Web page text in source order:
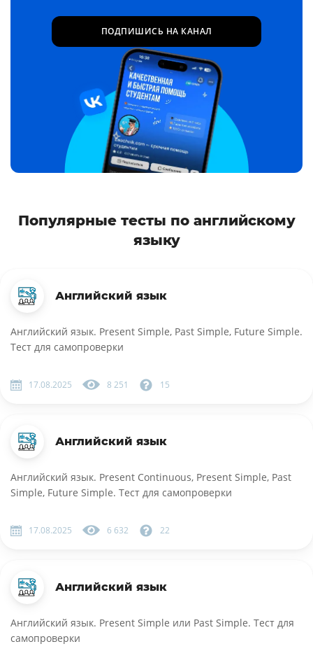
ПОДПИШИСЬ НА КАНАЛ
Популярные тесты по английскому
языку
Английский язык
Английский язык. Present Simple, Past Simple, Future Simple.
Тест для самопроверки
17.08.2025 8 251 15
Английский язык
Английский язык. Present Continuous, Present Simple, Past
Simple, Future Simple. Тест для самопроверки
17.08.2025 6 632 22
Английский язык
Английский язык. Present Simple или Past Simple. Тест для
самопроверки